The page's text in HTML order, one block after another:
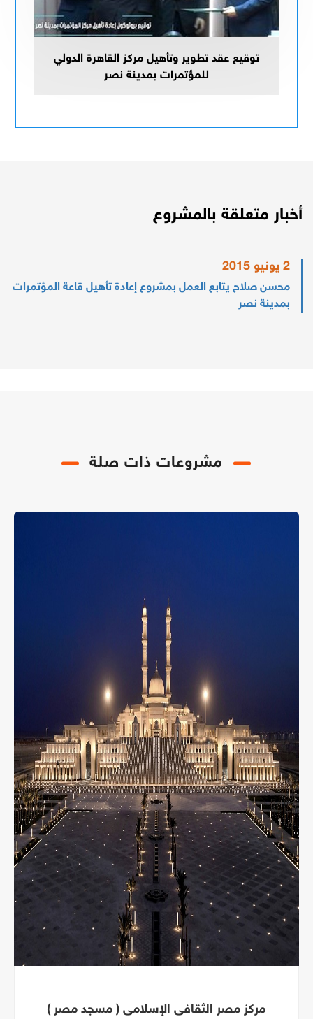
توقيع عقد تطوير وتأهيل مركز القاهرة الدولي
للمؤتمرات بمدينة نصر
أخبار متعلقة بالمشروع
2 يونيو 2015
محسن صلاح يتابع العمل بمشروع إعادة تأهيل قاعة المؤتمرات
بمدينة نصر
مشروعات ذات صلة
مركز مصر الثقافى الإسلامى ( مسجد مصر )